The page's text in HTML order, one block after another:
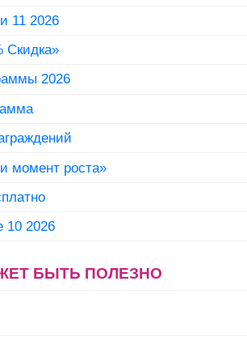
11 2026
Скидка»
2026
момент роста»
10 2026
БЫТЬ ПОЛЕЗНО